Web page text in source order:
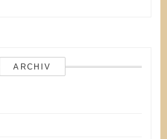
ARCHIV